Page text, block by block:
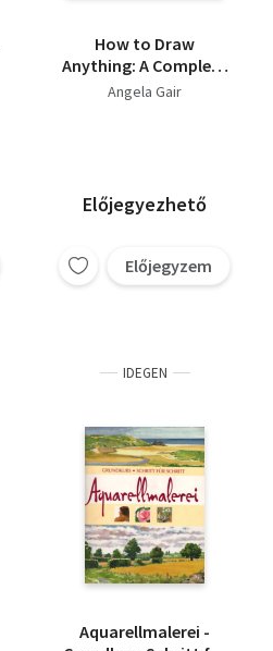
How to Draw
Anything: A Complete
Guide
Angela Gair
Előjegyezhető
Előjegyzem
IDEGEN
Aquarellmalerei -